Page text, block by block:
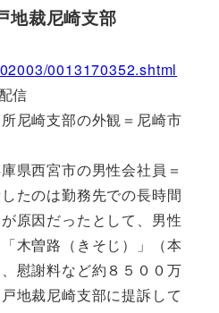
裁尼崎支部
0013170352.shtml
信
尼崎支部の外観＝尼崎市
県西宮市の男性会社員＝
たのは勤務先での長時間
原因だったとして、男性
木曽路（きそじ）」（本
慰謝料など約８５００万
地裁尼崎支部に提訴して